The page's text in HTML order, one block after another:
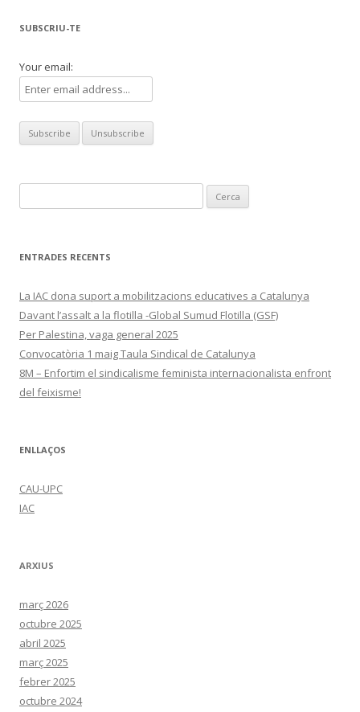
SUBSCRIU-TE
Your email:
ENTRADES RECENTS
La IAC dona suport a mobilitzacions educatives a Catalunya
Davant l’assalt a la flotilla -Global Sumud Flotilla (GSF)
Per Palestina, vaga general 2025
Convocatòria 1 maig Taula Sindical de Catalunya
8M – Enfortim el sindicalisme feminista internacionalista enfront
del feixisme!
ENLLAÇOS
CAU-UPC
IAC
ARXIUS
març 2026
octubre 2025
abril 2025
març 2025
febrer 2025
octubre 2024